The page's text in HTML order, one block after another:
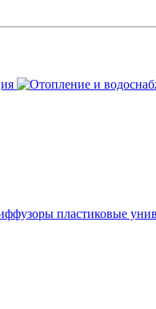
пластиковые